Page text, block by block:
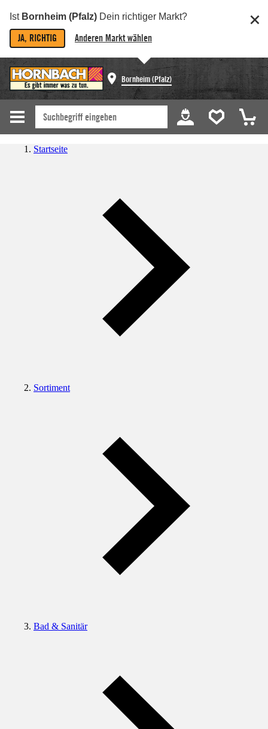
Ist Bornheim (Pfalz) Dein richtiger Markt?
JA, RICHTIG Anderen Markt wählen
Bornheim (Pfalz)
Startseite
Sortiment
Bad & Sanitär